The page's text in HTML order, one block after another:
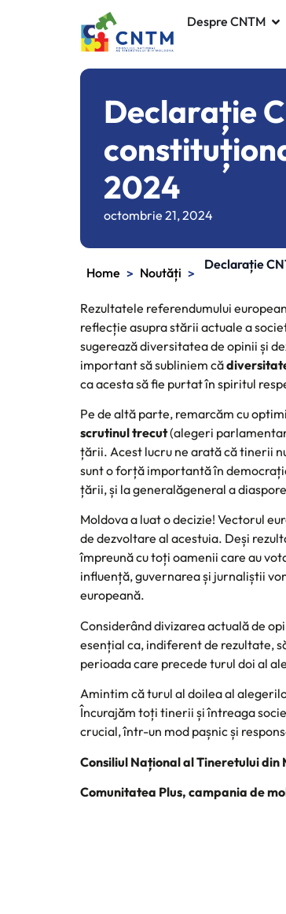
Despre CNTM
Declarație
2024
octombrie 21, 2024
Home > Noutăți >
Declarație
Rezultatele referendumului
reflecție asupra stării actuale a
sugerează diversitatea de opinii și
important să subliniem că
ca acesta să fie purtat în spiritul
Pe de altă parte, remarcăm cu
scrutinul trecut(alegeri
țării. Acest lucru ne arată că tinerii
sunt o forță importantă în
țării, și la generalăgeneral a
Moldova a luat o decizie! Vectorul
de dezvoltare al acestuia. Deși
împreună cu toți oamenii care au
influență, guvernarea și jurnaliștii
europeană.
Considerând divizarea actuală de
esențial ca, indiferent de rezultate,
perioada care precede turul doi al
Amintim că turul al doilea al
Încurajăm toți tinerii și întreaga
crucial, într-un mod pașnic și
Consiliul Național al Tineretului
Comunitatea Plus, campania de